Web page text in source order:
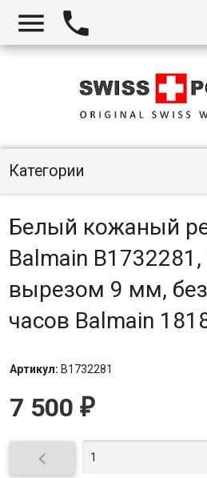
 
Категории
Белый кожаный
Balmain
вырезом 9 мм,
часов Balmain
Артикул: B1732281
7 500 ₽
